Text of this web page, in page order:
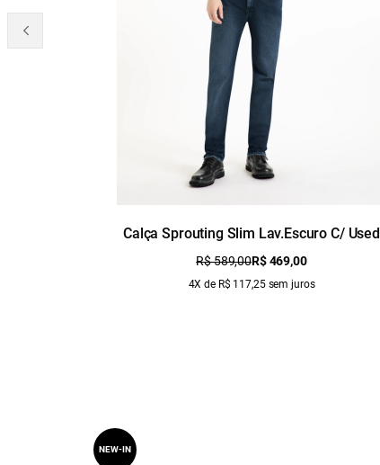
Calça Sprouting Slim Lav.Escuro C/ Used
R$ 589,00R$ 469,00
4X de R$ 117,25 sem juros
NEW-IN